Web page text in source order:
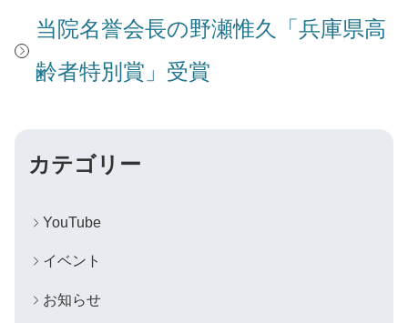
当院名誉会長の野瀬惟久「兵庫県高
齢者特別賞」受賞
カテゴリー
YouTube
イベント
お知らせ